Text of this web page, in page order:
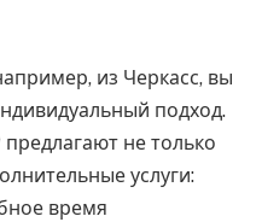
из Черкасс, вы
подход.
не только
услуги:
время